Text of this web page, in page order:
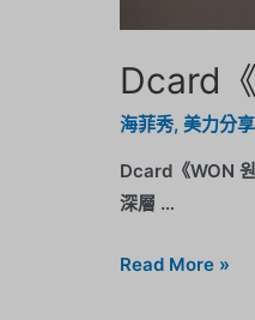
Dcard
海菲秀,美力分享
Dcard《WON
深層 …
Read More »